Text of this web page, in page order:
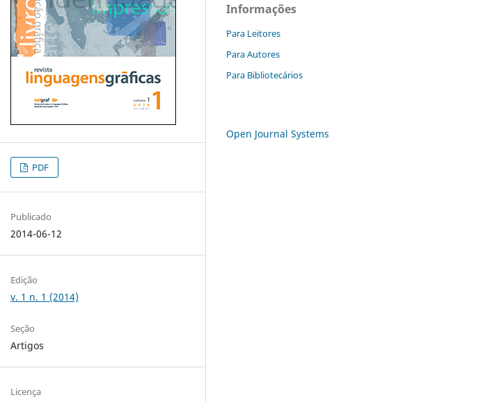
PDF
Publicado
2014-06-12
Edição
v. 1 n. 1 (2014)
Seção
Artigos
Licença
Informações
Para Leitores
Para Autores
Para Bibliotecários
Open Journal Systems